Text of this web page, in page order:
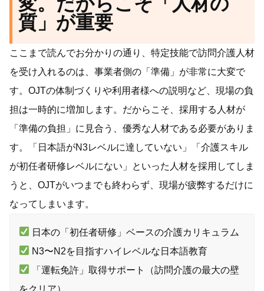
質」が重要
ここまで読んでお分かりの通り、特定技能で訪問介護人材
を受け入れるのは、事業者側の「準備」が非常に大変で
す。OJTの体制づくりや利用者様への説明など、現場の負
担は一時的に増加します。だからこそ、採用する人材が
「準備の負担」に見合う、優秀な人材である必要がありま
す。「日本語がN3レベルに達していない」「介護スキル
が初任者研修レベルにない」といった人材を採用してしま
うと、OJTがいつまでも終わらず、現場が疲弊するだけに
なってしまいます。
日本の「初任者研修」ベースの介護カリキュラム
N3〜N2を目指すハイレベルな日本語教育
「運転免許」取得サポート（訪問介護の最大の壁
をクリア）